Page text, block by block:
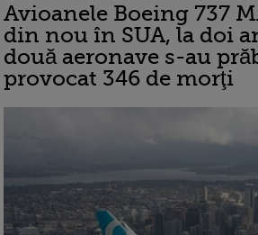
Avioanele Boeing 737
din nou în SUA, la doi
două aeronave s-au
provocat 346 de morţi